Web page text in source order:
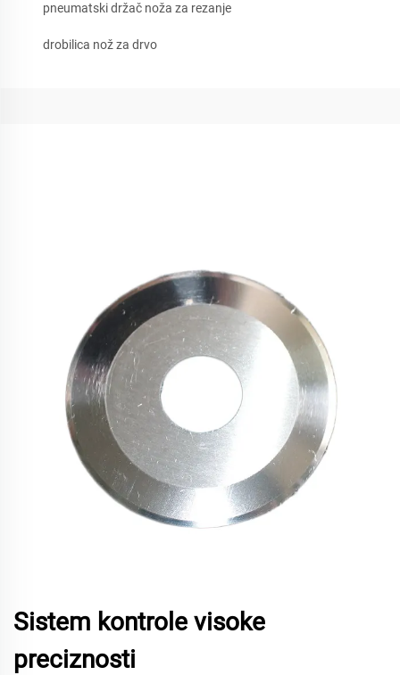
pneumatski držač noža za rezanje
drobilica nož za drvo
Sistem kontrole visoke
preciznosti